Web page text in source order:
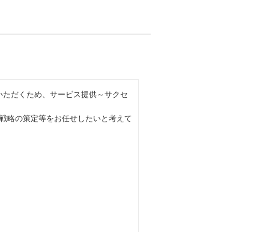
だくため、サービス提供～サクセ
略の策定等をお任せしたいと考えて